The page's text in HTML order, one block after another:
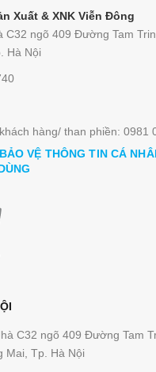
Xuất & XNK Viễn Đông
C32 ngõ 409 Đường Tam
Hà Nội
hàng/ than phiền: 0981
VỆ THÔNG TIN CÁ
C32 ngõ 409 Đường Tam
Mai, Tp. Hà Nội